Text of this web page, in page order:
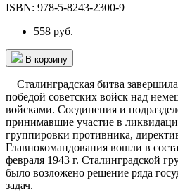
ISBN: 978-5-8243-2300-9
558 руб.
В корзину
Сталинградская битва
победой советских войск над
войсками. Соединения и
принимавшие участие в
группировки противника,
Главнокомандования вошли в
февраля 1943 г. Сталинградской
было возложено решение ряда
задач.